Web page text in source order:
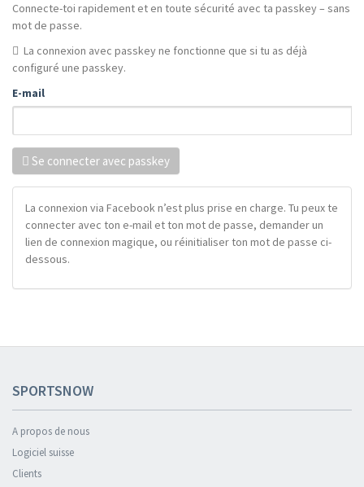
Connecte-toi rapidement et en toute sécurité avec ta passkey – sans
mot de passe.
La connexion avec passkey ne fonctionne que si tu as déjà
configuré une passkey.
E-mail
Se connecter avec passkey
La connexion via Facebook n’est plus prise en charge. Tu peux te
connecter avec ton e-mail et ton mot de passe, demander un
lien de connexion magique, ou réinitialiser ton mot de passe ci-
dessous.
SPORTSNOW
A propos de nous
Logiciel suisse
Clients